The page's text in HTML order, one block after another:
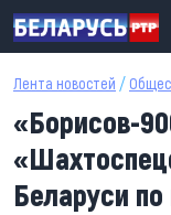
Перейти к основному
Лента новостей /
«Борисов-
Беларуси